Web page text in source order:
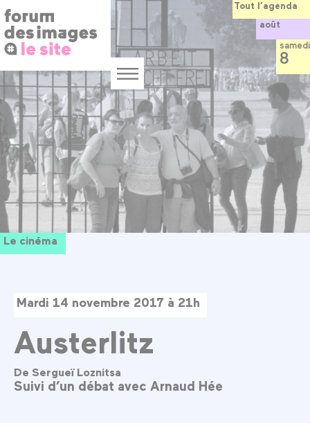
Panneau de gestion des cookies
au
contenu
principal
Menu
Le cinéma
Mardi 14 novembre 2017 à 21h
Austerlitz
De Sergueï Loznitsa
Suivi d’un débat avec Arnaud Hée
Tout l’agenda
août
samedi
8